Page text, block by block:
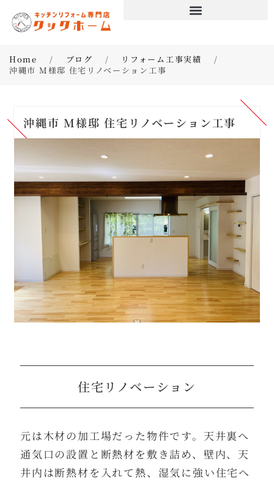
Home / ブログ / リフォーム工事実績
/
沖縄市 M様邸 住宅リノベーション工事
沖縄市 M様邸 住宅リノベーション工事
住宅リノベーション
元は木材の加工場だった物件です。天井裏へ
通気口の設置と断熱材を敷き詰め、壁内、天
井内は断熱材を入れて熱、湿気に強い住宅へ